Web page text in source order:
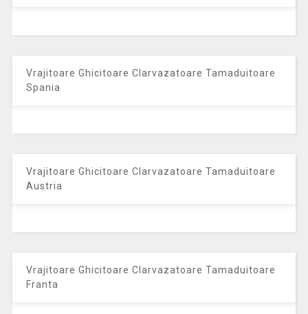
Vrajitoare Ghicitoare Clarvazatoare Tamaduitoare
Spania
Vrajitoare Ghicitoare Clarvazatoare Tamaduitoare
Austria
Vrajitoare Ghicitoare Clarvazatoare Tamaduitoare
Franta